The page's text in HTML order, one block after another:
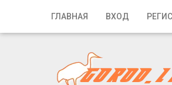
ГЛАВНАЯ ВХОД
Главная
Регистрация